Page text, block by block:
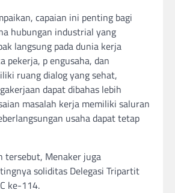
capaian ini penting bagi
hubungan industrial yang
langsung pada dunia kerja
pekerja, p engusaha, dan
ruang dialog yang sehat,
dapat dibahas lebih
masalah kerja memiliki saluran
usaha dapat tetap
tersebut, Menaker juga
soliditas Delegasi Tripartit
ke-114.